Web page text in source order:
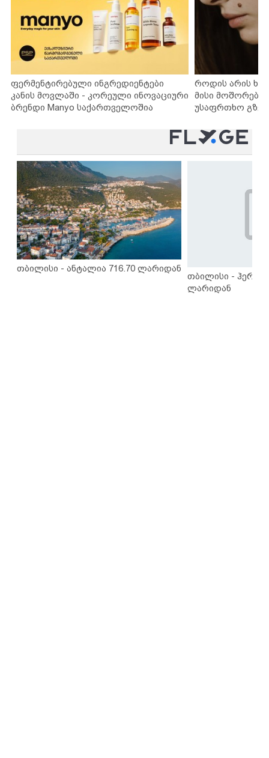
ფერმენტირებული ინგრედიენტები
კანის მოვლაში - კორეული ინოვაციური
ბრენდი Manyo საქართველოშია
როდის არის
მისი
უსაფრთხო
თბილისი - ანტალია 716.70 ლარიდან
თბილისი -
ლარიდან